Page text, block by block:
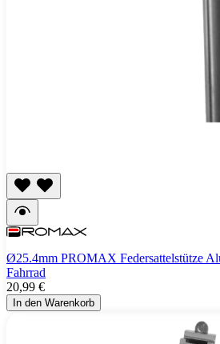
Ø25.4mm PROMAX Federsattelstütze
Fahrrad
20,99 €
In den Warenkorb